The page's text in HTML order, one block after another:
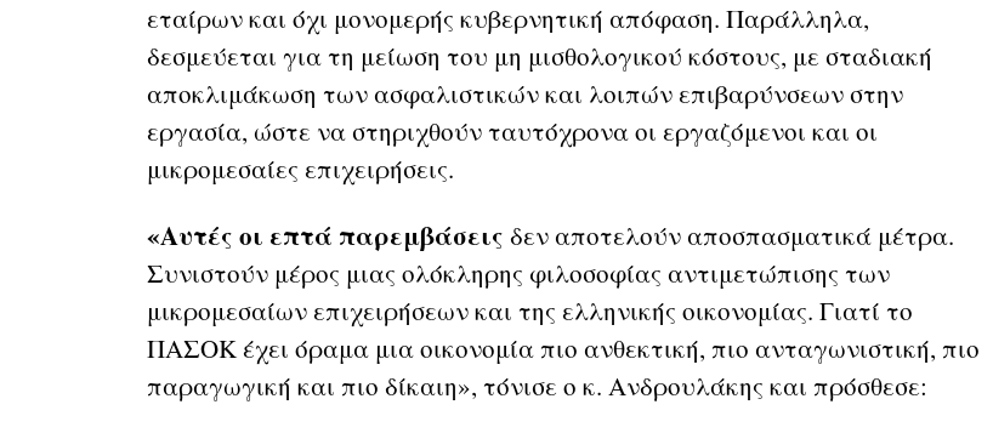
εταίρων και όχι μονομερής κυβερνητική απόφαση. Παράλληλα,
δεσμεύεται για τη μείωση του μη μισθολογικού κόστους, με σταδιακή
αποκλιμάκωση των ασφαλιστικών και λοιπών επιβαρύνσεων στην
εργασία, ώστε να στηριχθούν ταυτόχρονα οι εργαζόμενοι και οι
μικρομεσαίες επιχειρήσεις.
«Αυτές οι επτά παρεμβάσεις δεν αποτελούν αποσπασματικά μέτρα.
Συνιστούν μέρος μιας ολόκληρης φιλοσοφίας αντιμετώπισης των
μικρομεσαίων επιχειρήσεων και της ελληνικής οικονομίας. Γιατί το
ΠΑΣΟΚ έχει όραμα μια οικονομία πιο ανθεκτική, πιο ανταγωνιστική, πιο
παραγωγική και πιο δίκαιη», τόνισε ο κ. Ανδρουλάκης και πρόσθεσε: